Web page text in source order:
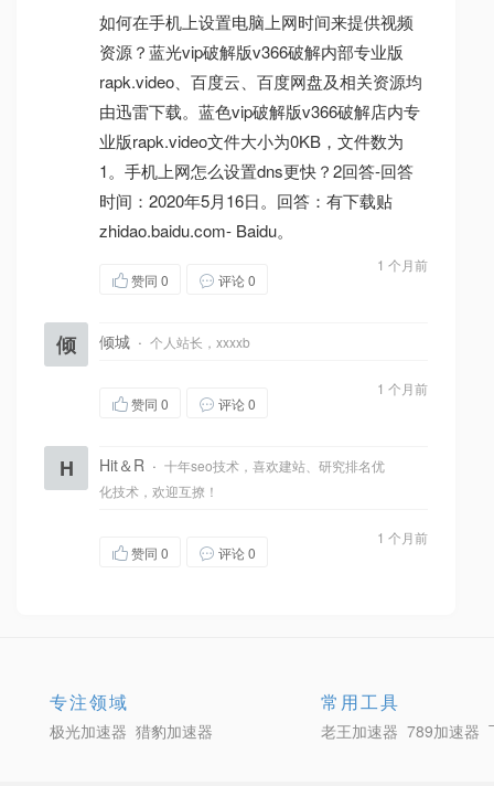
如何在手机上设置电脑上网时间来提供视频
资源？蓝光vip破解版v366破解内部专业版
rapk.video、百度云、百度网盘及相关资源均
由迅雷下载。蓝色vip破解版v366破解店内专
业版rapk.video文件大小为0KB，文件数为
1。手机上网怎么设置dns更快？2回答-回答
时间：2020年5月16日。回答：有下载贴
zhidao.baidu.com- Baidu。
1 个月前
赞同 0 评论 0
倾 倾城 · 个人站长，xxxxb
1 个月前
赞同 0 评论 0
H Hit＆R · 十年seo技术，喜欢建站、研究排名优
化技术，欢迎互撩！
1 个月前
赞同 0 评论 0
专注领域
极光加速器 猎豹加速器
常用工具
老王加速器 789加速器